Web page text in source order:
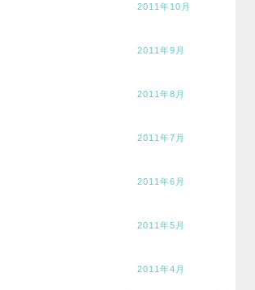
2011年10月
2011年9月
2011年8月
2011年7月
2011年6月
2011年5月
2011年4月